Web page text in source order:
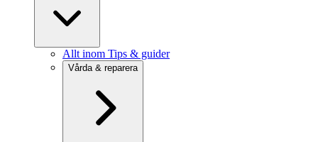
Allt inom Tips & guider
Vårda & reparera